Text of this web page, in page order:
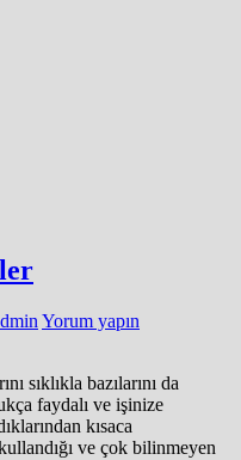
Yorum yapın
sıklıkla bazılarını da
faydalı ve işinize
kısaca
ve çok bilinmeyen